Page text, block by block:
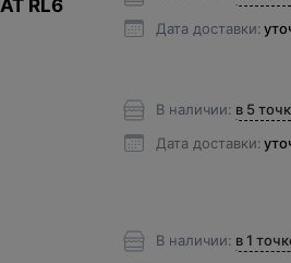
RL6
Дата доставки:
В наличии: в 5
Дата доставки:
В наличии: в 1